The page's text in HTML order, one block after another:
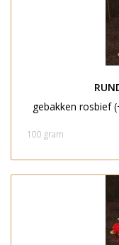
gebakken rosbief
100 gram